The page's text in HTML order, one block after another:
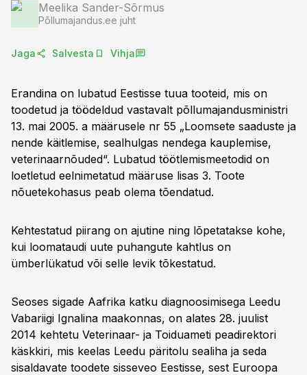
Meelika Sander-Sõrmus
Põllumajandus.ee juht
Jaga Salvesta Vihja
Erandina on lubatud Eestisse tuua tooteid, mis on
toodetud ja töödeldud vastavalt põllumajandusministri
13. mai 2005. a määrusele nr 55 „Loomsete saaduste ja
nende käitlemise, sealhulgas nendega kauplemise,
veterinaarnõuded“. Lubatud töötlemismeetodid on
loetletud eelnimetatud määruse lisas 3. Toote
nõuetekohasus peab olema tõendatud.
Kehtestatud piirang on ajutine ning lõpetatakse kohe,
kui loomataudi uute puhangute kahtlus on
ümberlükatud või selle levik tõkestatud.
Seoses sigade Aafrika katku diagnoosimisega Leedu
Vabariigi Ignalina maakonnas, on alates 28. juulist
2014 kehtetu Veterinaar- ja Toiduameti peadirektori
käskkiri, mis keelas Leedu päritolu sealiha ja seda
sisaldavate toodete sisseveo Eestisse, sest Euroopa